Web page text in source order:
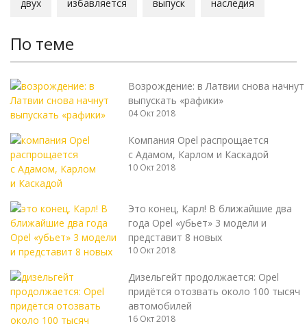
двух избавляется выпуск наследия
По теме
Возрождение: в Латвии снова начнут
выпускать «рафики»
04 Окт 2018
Компания Opel распрощается
с Адамом, Карлом и Каскадой
10 Окт 2018
Это конец, Карл! В ближайшие два
года Opel «убьет» 3 модели и
представит 8 новых
10 Окт 2018
Дизельгейт продолжается: Opel
придётся отозвать около 100 тысяч
автомобилей
16 Окт 2018